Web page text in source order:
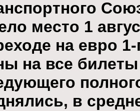
место 1
на евро
на все
в